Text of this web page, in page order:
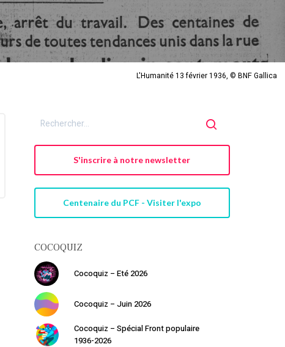
L'Humanité 13 février 1936, © BNF Gallica
S'inscrire à notre newsletter
Centenaire du PCF - Visiter l'expo
COCOQUIZ
Cocoquiz – Eté 2026
Cocoquiz – Juin 2026
Cocoquiz – Spécial Front populaire
1936-2026